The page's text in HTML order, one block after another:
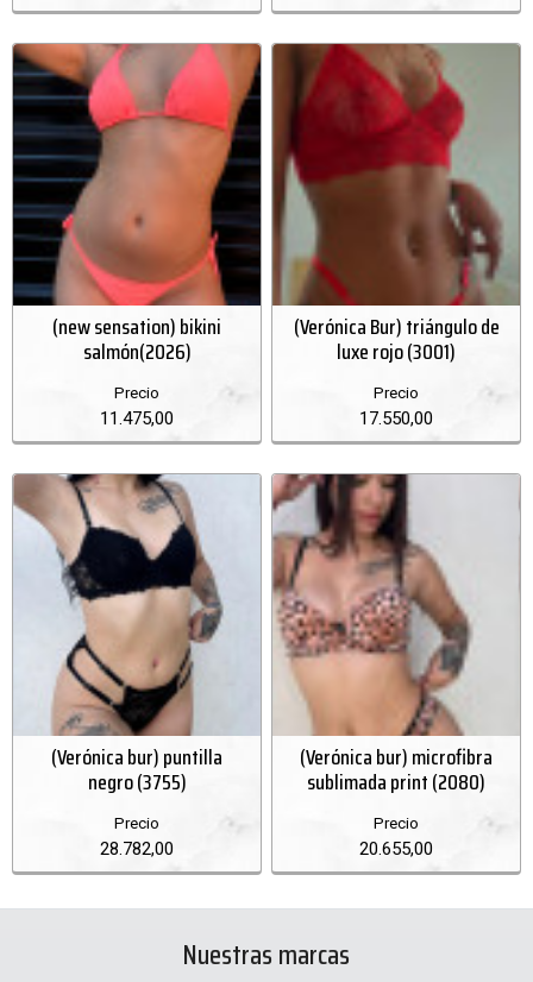
(new sensation) bikini
salmón(2026)
Precio
11.475,00
(Verónica Bur) triángulo de
luxe rojo (3001)
Precio
17.550,00
(Verónica bur) puntilla
negro (3755)
Precio
28.782,00
(Verónica bur) microfibra
sublimada print (2080)
Precio
20.655,00
Nuestras marcas